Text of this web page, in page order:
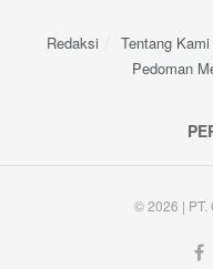
Redaksi Tentang Kami
Pedoman
© 2026 | PT.